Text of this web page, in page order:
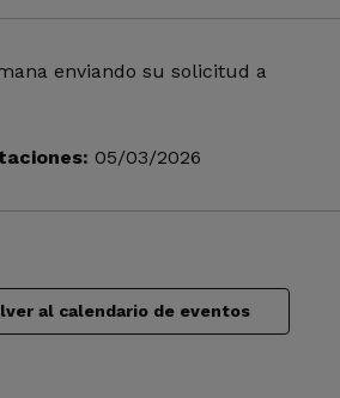
enviando su solicitud a
05/03/2026
al calendario de eventos